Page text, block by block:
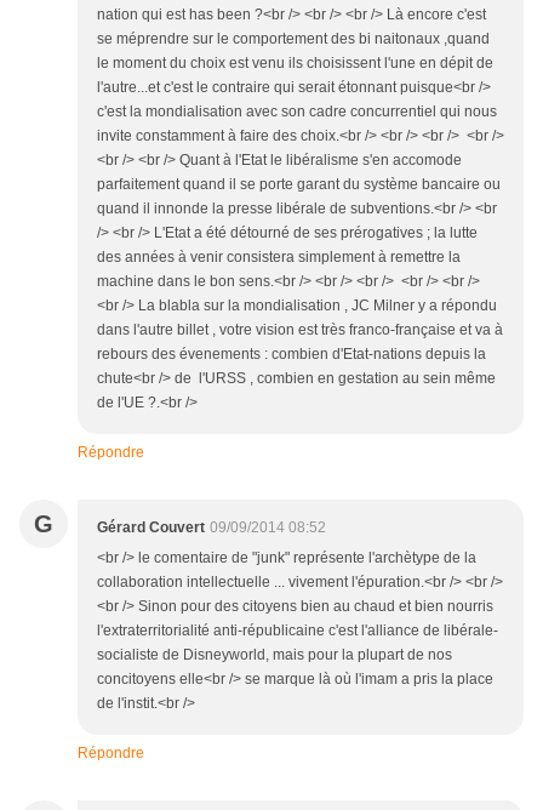
nation qui est has been ?<br /> <br /> <br /> Là encore c'est
se méprendre sur le comportement des bi naitonaux ,quand
le moment du choix est venu ils choisissent l'une en dépit de
l'autre...et c'est le contraire qui serait étonnant puisque<br />
c'est la mondialisation avec son cadre concurrentiel qui nous
invite constamment à faire des choix.<br /> <br /> <br /> <br />
<br /> <br /> Quant à l'Etat le libéralisme s'en accomode
parfaitement quand il se porte garant du système bancaire ou
quand il innonde la presse libérale de subventions.<br /> <br
/> <br /> L'Etat a été détourné de ses prérogatives ; la lutte
des années à venir consistera simplement à remettre la
machine dans le bon sens.<br /> <br /> <br /> <br /> <br />
<br /> La blabla sur la mondialisation , JC Milner y a répondu
dans l'autre billet , votre vision est très franco-française et va à
rebours des évenements : combien d'Etat-nations depuis la
chute<br /> de l'URSS , combien en gestation au sein même
de l'UE ?.<br />
Répondre
G Gérard Couvert 09/09/2014 08:52
<br /> le comentaire de "junk" représente l'archètype de la
collaboration intellectuelle ... vivement l'épuration.<br /> <br />
<br /> Sinon pour des citoyens bien au chaud et bien nourris
l'extraterritorialité anti-républicaine c'est l'alliance de libérale-
socialiste de Disneyworld, mais pour la plupart de nos
concitoyens elle<br /> se marque là où l'imam a pris la place
de l'instit.<br />
Répondre